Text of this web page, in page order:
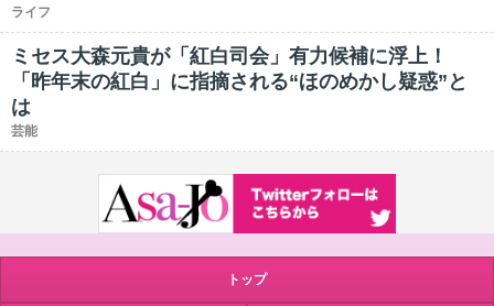
ライフ
ミセス大森元貴が「紅白司会」有力候補に浮上！
「昨年末の紅白」に指摘される“ほのめかし疑惑”と
は
芸能
トップ